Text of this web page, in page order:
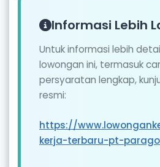
Informasi Lebih
Untuk informasi lebih
lowongan ini, termasuk
persyaratan lengkap,
resmi:
https://
kerja-terbaru-pt-